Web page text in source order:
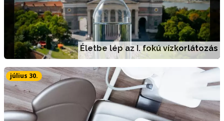
Életbe lép az I. fokú vízkorlátozás
július 30.